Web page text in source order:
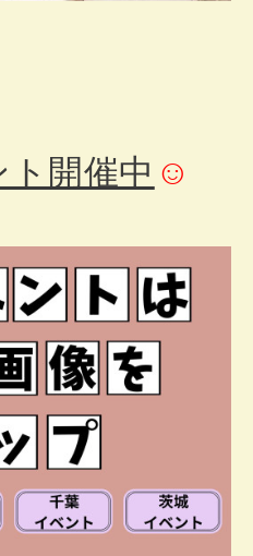
開催中 ☺